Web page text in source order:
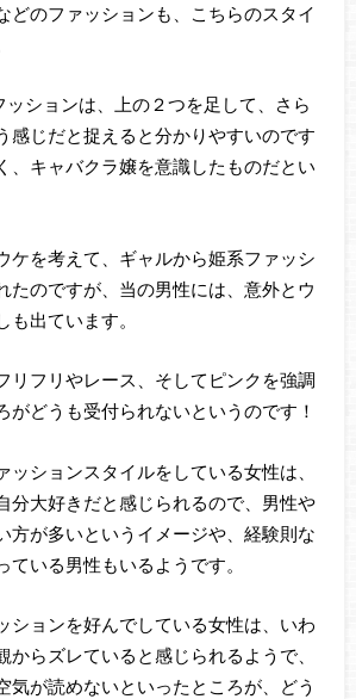
どのファッションも、こちらのスタイ
ションは、上の２つを足して、さら
感じだと捉えると分かりやすいのです
、キャバクラ嬢を意識したものだとい
ケを考えて、ギャルから姫系ファッシ
たのですが、当の男性には、意外とウ
出ています。
リフリやレース、そしてピンクを強調
がどうも受付られないというのです！
ッションスタイルをしている女性は、
分大好きだと感じられるので、男性や
方が多いというイメージや、経験則な
ている男性もいるようです。
ションを好んでしている女性は、いわ
からズレていると感じられるようで、
気が読めないといったところが、どう